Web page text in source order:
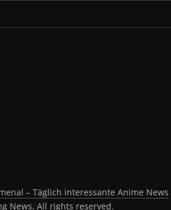
– Täglich interessante Anime News
News. All rights reserved.